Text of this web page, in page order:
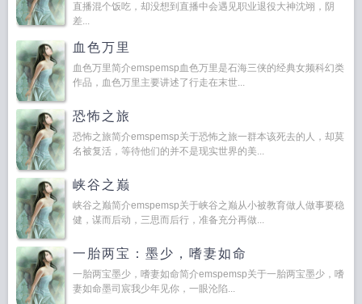
直播混个饭吃，却没想到直播中会遇见职业退役大神沈翊，阴
差...
血色万里
血色万里简介emspemsp血色万里是石海三侠的经典女频科幻类
作品，血色万里主要讲述了行走在末世...
恐怖之旅
恐怖之旅简介emspemsp关于恐怖之旅一群本该死去的人，却莫
名被复活，等待他们的并不是现实世界的美...
峡谷之巅
峡谷之巅简介emspemsp关于峡谷之巅从小被教育做人做事要稳
健，谋而后动，三思而后行，准备充分再做...
一胎两宝：墨少，嗜妻如命
一胎两宝墨少，嗜妻如命简介emspemsp关于一胎两宝墨少，嗜
妻如命墨司宸我少年见你，一眼沦陷...